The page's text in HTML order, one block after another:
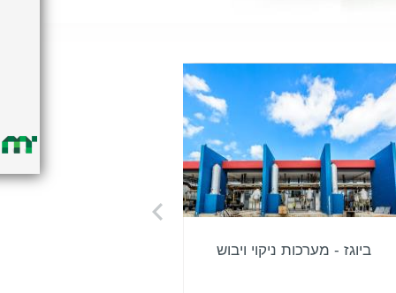
ביוגז - מערכות ניקוי ויבוש